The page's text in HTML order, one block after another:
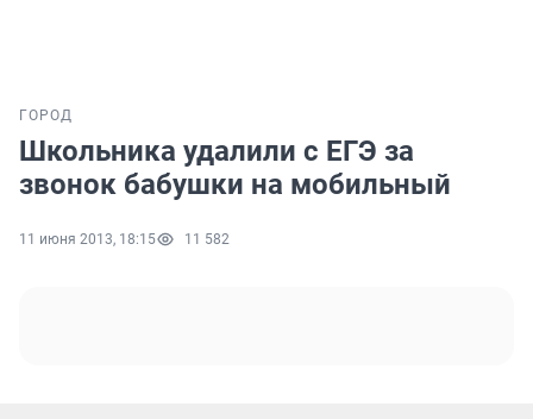
ГОРОД
Школьника удалили с ЕГЭ за
звонок бабушки на мобильный
11 июня 2013, 18:15 11 582